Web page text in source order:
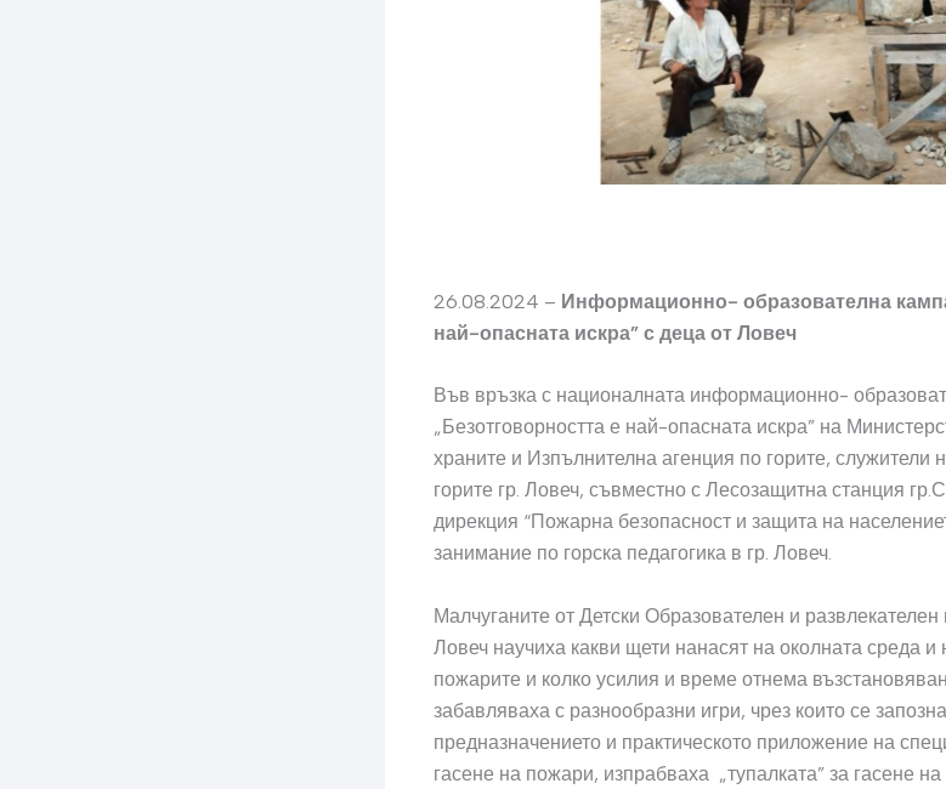
26.08.2024 – Информационно- образователна
най-опасната искра” с деца от Ловеч
Във връзка с националната информационно-
„Безотговорността е най-опасната искра” на
храните и Изпълнителна агенция по горите, служители
горите гр. Ловеч, съвместно с Лесозащитна станция
дирекция “Пожарна безопасност и защита на
занимание по горска педагогика в гр. Ловеч.
Малчуганите от Детски Образователен и развлекателен
Ловеч научиха какви щети нанасят на околната среда и
пожарите и колко усилия и време отнема
забавляваха с разнообразни игри, чрез които се
предназначението и практическото приложение на
гасене на пожари, изпрабваха „тупалката” за гасене на